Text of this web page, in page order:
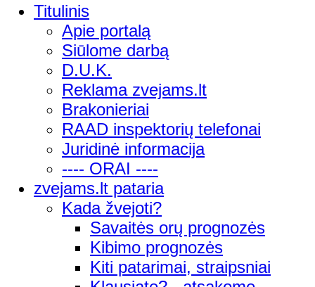
Titulinis
Apie portalą
Siūlome darbą
D.U.K.
Reklama zvejams.lt
Brakonieriai
RAAD inspektorių telefonai
Juridinė informacija
---- ORAI ----
zvejams.lt pataria
Kada žvejoti?
Savaitės orų prognozės
Kibimo prognozės
Kiti patarimai, straipsniai